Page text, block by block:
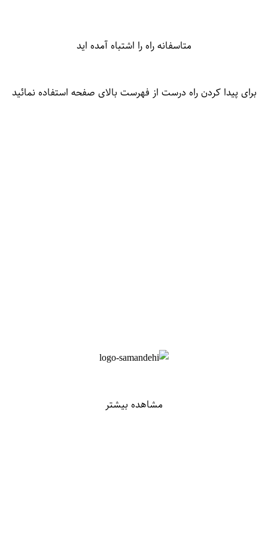
متاسفانه راه را اشتباه آمده اید
برای پیدا کردن راه درست از فهرست بالای صفحه استفاده نمائید
مشاهده بیشتر